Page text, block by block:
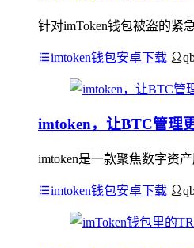
针对imToken钱包被盗的紧
imtoken钱包安卓下载
imtoken，让BTC管理
imtoken是一款聚焦数字资
imtoken钱包安卓下载